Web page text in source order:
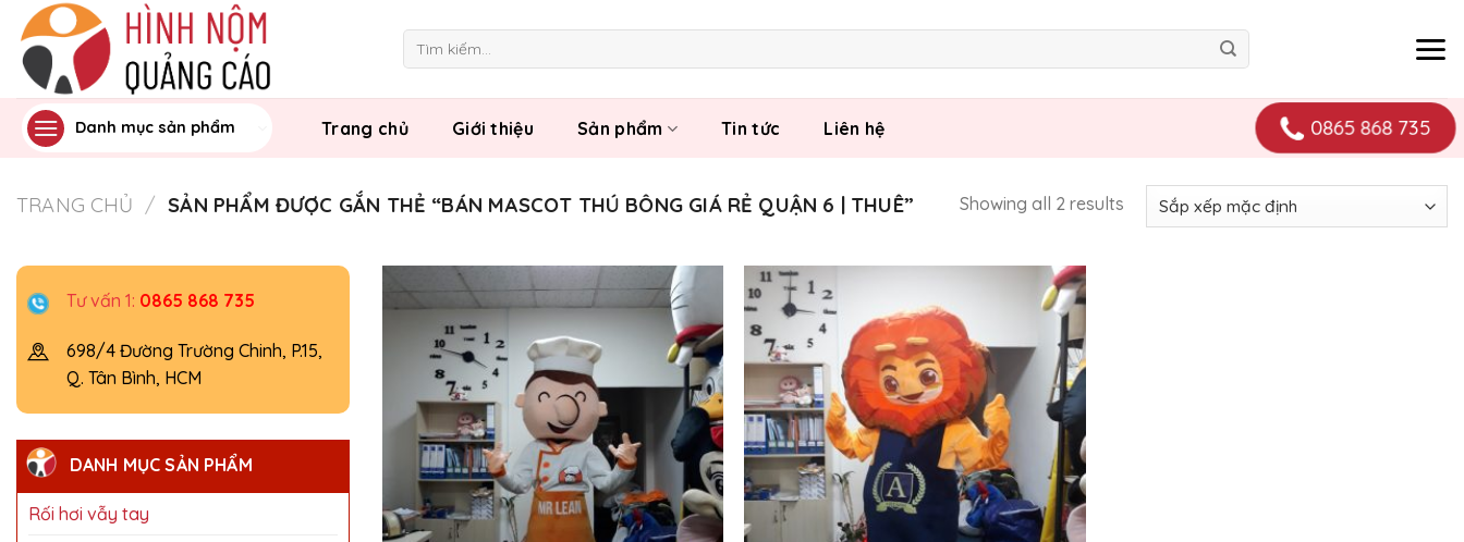
Skip
content
kiếm:
Danh mục sản phẩm Trang chủ Giới thiệu Sản phẩm Tin tức Liên hệ 0865 868 735
TRANG CHỦ / SẢN PHẨM ĐƯỢC GẮN THẺ “BÁN MASCOT THÚ BÔNG GIÁ RẺ QUẬN 6 | THUÊ” Showing all 2 results
Tư vấn 1: 0865 868 735
698/4 Đường Trường Chinh, P.15,
Q. Tân Bình, HCM
DANH MỤC SẢN PHẨM
Rối hơi vẫy tay